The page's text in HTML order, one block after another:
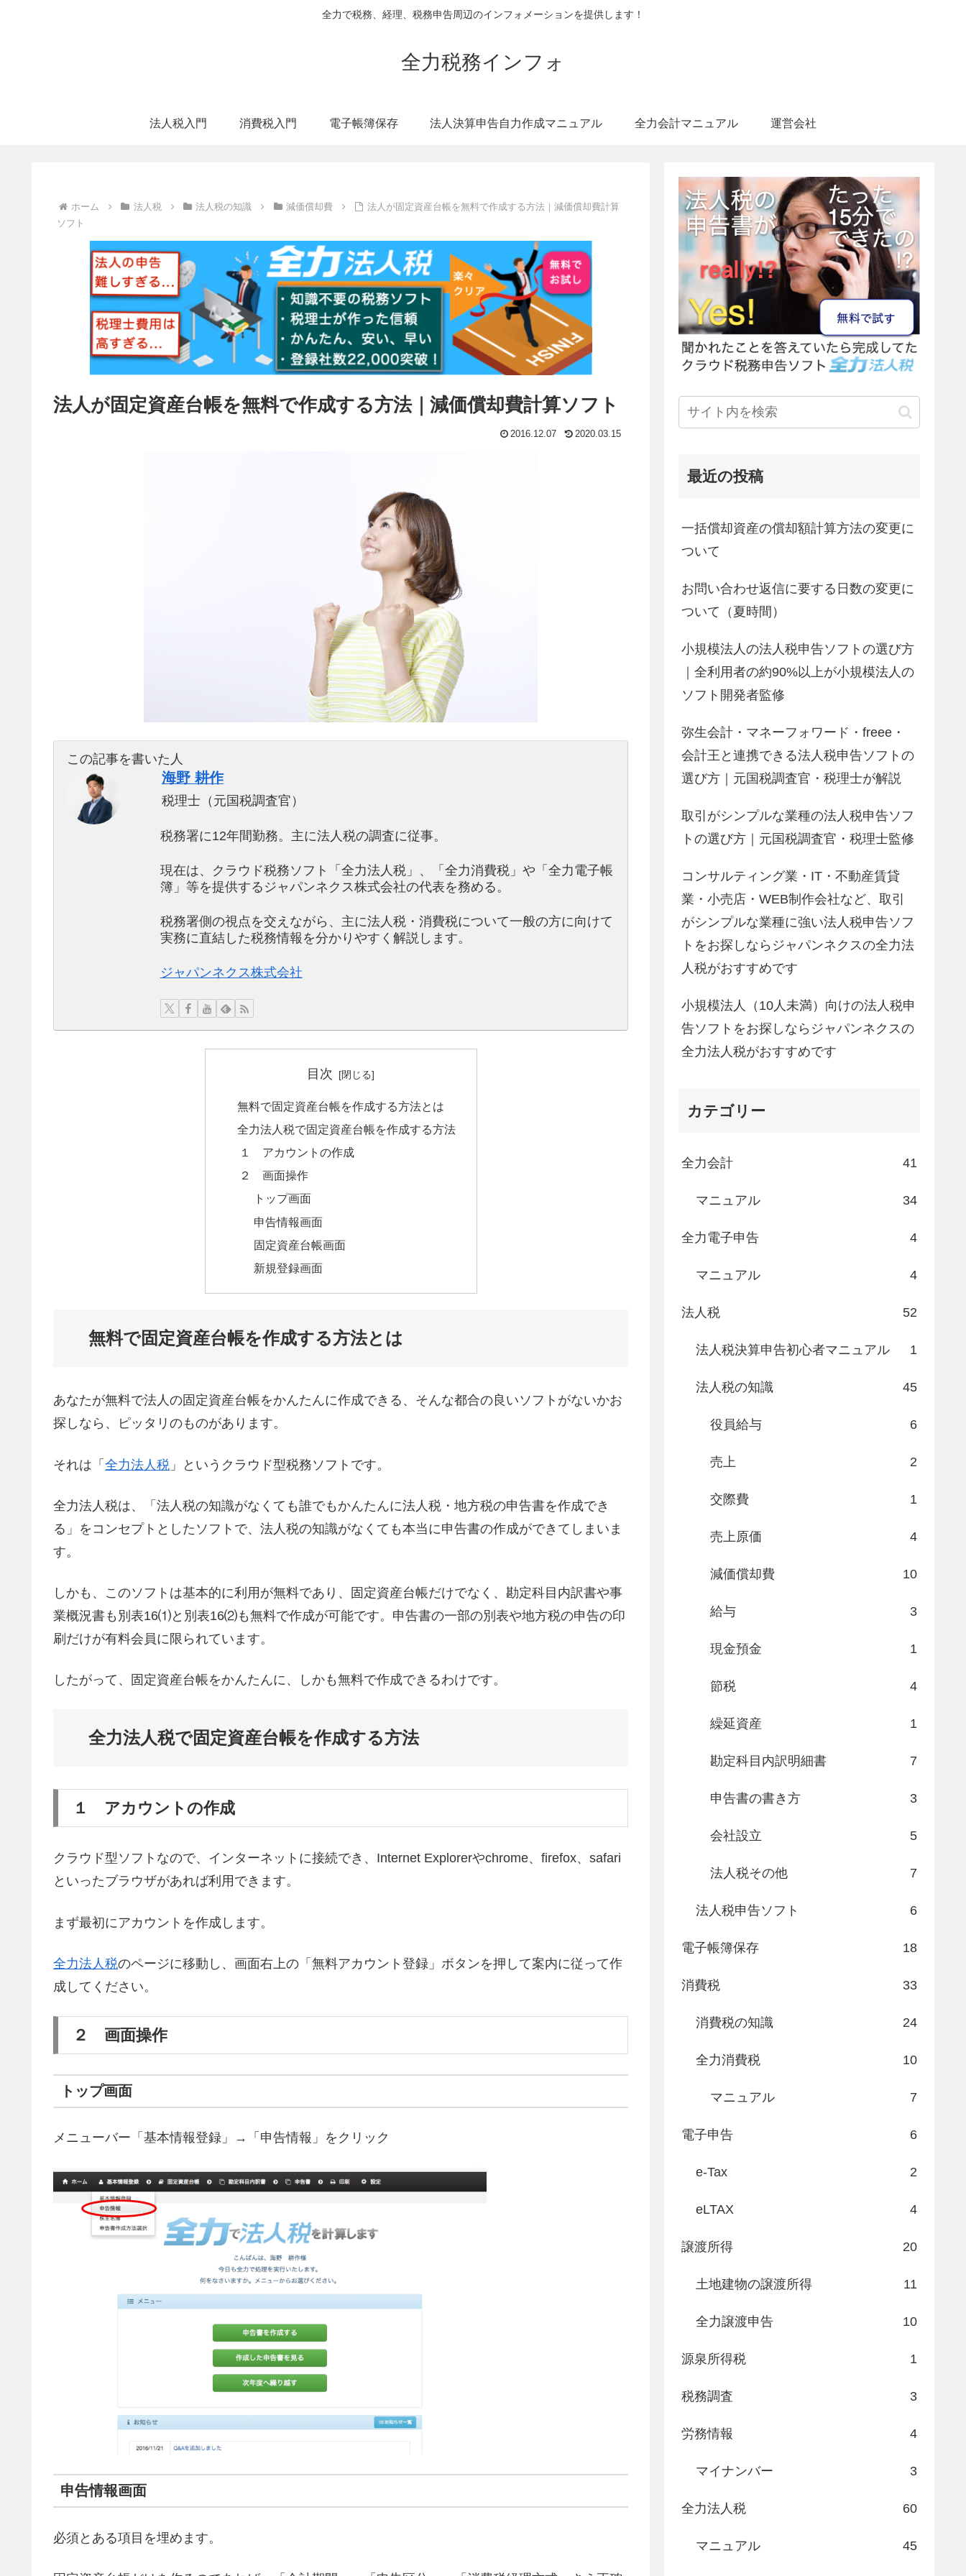
全力で税務、経理、税務申告周辺のインフォメーションを提供します！
全力税務インフォ
法人税入門 消費税入門 電子帳簿保存 法人決算申告自力作成マニュアル 全力会計マニュアル 運営会社
ホーム 法人税 法人税の知識 減価償却費
法人が固定資産台帳を無料で作成する方法｜減価償却費計算
ソフト
法人が固定資産台帳を無料で作成する方法｜減価償却費計算ソフト
2016.12.07 2020.03.15
この記事を書いた人
海野 耕作
税理士（元国税調査官）
税務署に12年間勤務。主に法人税の調査に従事。
現在は、クラウド税務ソフト「全力法人税」、「全力消費税」や「全力電子帳
簿」等を提供するジャパンネクス株式会社の代表を務める。
税務署側の視点を交えながら、主に法人税・消費税について一般の方に向けて
実務に直結した税務情報を分かりやすく解説します。
ジャパンネクス株式会社
目次
無料で固定資産台帳を作成する方法とは
全力法人税で固定資産台帳を作成する方法
１ アカウントの作成
２ 画面操作
トップ画面
申告情報画面
固定資産台帳画面
新規登録画面
無料で固定資産台帳を作成する方法とは
あなたが無料で法人の固定資産台帳をかんたんに作成できる、そんな都合の良いソフトがないかお
探しなら、ピッタリのものがあります。
それは「 全力法人税 」というクラウド型税務ソフトです。
全力法人税は、「法人税の知識がなくても誰でもかんたんに法人税・地方税の申告書を作成でき
る」をコンセプトとしたソフトで、法人税の知識がなくても本当に申告書の作成ができてしまいま
す。
しかも、このソフトは基本的に利用が無料であり、固定資産台帳だけでなく、勘定科目内訳書や事
業概況書も別表16⑴と別表16⑵も無料で作成が可能です。申告書の一部の別表や地方税の申告の印
刷だけが有料会員に限られています。
したがって、固定資産台帳をかんたんに、しかも無料で作成できるわけです。
全力法人税で固定資産台帳を作成する方法
１ アカウントの作成
クラウド型ソフトなので、インターネットに接続でき、Internet Explorerやchrome、firefox、safari
といったブラウザがあれば利用できます。
まず最初にアカウントを作成します。
全力法人税のページに移動し、画面右上の「無料アカウント登録」ボタンを押して案内に従って作
成してください。
２ 画面操作
トップ画面
メニューバー「基本情報登録」→「申告情報」をクリック
申告情報画面
必須とある項目を埋めます。
最近の投稿
一括償却資産の償却額計算方法の変更に
ついて
お問い合わせ返信に要する日数の変更に
ついて（夏時間）
小規模法人の法人税申告ソフトの選び方
｜全利用者の約90%以上が小規模法人の
ソフト開発者監修
弥生会計・マネーフォワード・freee・
会計王と連携できる法人税申告ソフトの
選び方｜元国税調査官・税理士が解説
取引がシンプルな業種の法人税申告ソフ
トの選び方｜元国税調査官・税理士監修
コンサルティング業・IT・不動産賃貸
業・小売店・WEB制作会社など、取引
がシンプルな業種に強い法人税申告ソフ
トをお探しならジャパンネクスの全力法
人税がおすすめです
小規模法人（10人未満）向けの法人税申
告ソフトをお探しならジャパンネクスの
全力法人税がおすすめです
カテゴリー
全力会計 41
マニュアル 34
全力電子申告 4
マニュアル 4
法人税 52
法人税決算申告初心者マニュアル 1
法人税の知識 45
役員給与 6
売上 2
交際費 1
売上原価 4
減価償却費 10
給与 3
現金預金 1
節税 4
繰延資産 1
勘定科目内訳明細書 7
申告書の書き方 3
会社設立 5
法人税その他 7
法人税申告ソフト 6
電子帳簿保存 18
消費税 33
消費税の知識 24
全力消費税 10
マニュアル 7
電子申告 6
e-Tax 2
eLTAX 4
譲渡所得 20
土地建物の譲渡所得 11
全力譲渡申告 10
源泉所得税 1
税務調査 3
労務情報 4
マイナンバー 3
全力法人税 60
マニュアル 45